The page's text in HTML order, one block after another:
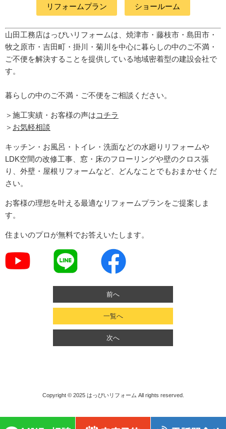
リフォームプラン ショールーム
山田工務店はっぴいリフォームは、焼津市・藤枝市・島田市・
牧之原市・吉田町 ・掛川・菊川 を中心に暮らしの中のご不満・
ご不便を解決することを提供している地域密着型の建設会社で
す。
暮らしの中のご不満・ご不便をご相談ください。
＞施工実績・お客様の声はコチラ
＞ お気軽相談
キッチン・お風呂・トイレ・洗面などの水廻りリフォームや
LDK空間の改修工事、窓・床のフローリングや壁のクロス張
り、外壁・屋根リフォームなど、どんなことでもおまかせくだ
さい。
お客様の理想を叶える最適なリフォームプランをご提案しま
す。
住まいのプロが無料でお答えいたします。
前へ
一覧へ
次へ
Copyright © 2025 はっぴいリフォーム All rights reserved.